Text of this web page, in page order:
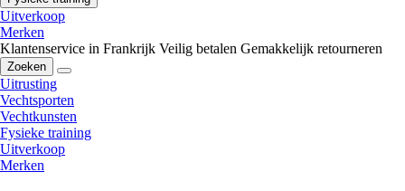
Uitverkoop
Merken
Klantenservice in Frankrijk Veilig betalen Gemakkelijk retourneren
Zoeken
Uitrusting
Vechtsporten
Vechtkunsten
Fysieke training
Uitverkoop
Merken